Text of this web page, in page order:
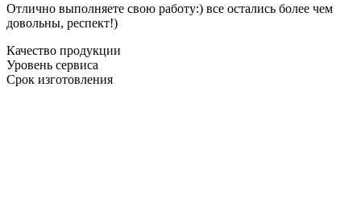
Отлично выполняете свою работу:) все остались более чем
довольны, респект!)
Качество продукции
Уровень сервиса
Срок изготовления